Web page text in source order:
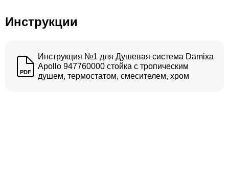
Инструкции
PDF
Инструкция №1 для Душевая система Damixa
Apollo 947760000 стойка с тропическим
душем, термостатом, смесителем, хром